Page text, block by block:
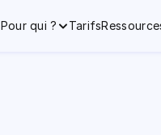
Pour qui ? Tarifs